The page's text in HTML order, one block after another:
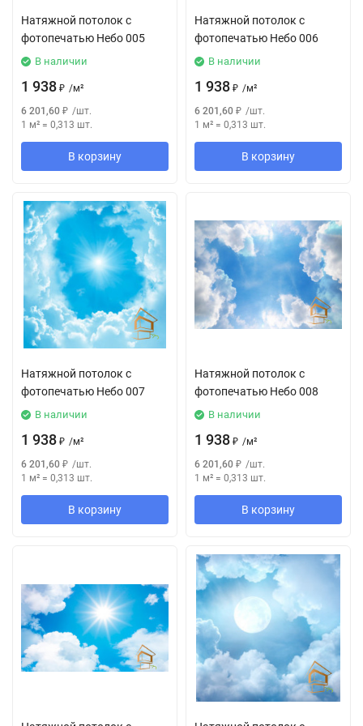
Натяжной потолок с
фотопечатью Небо 005
В наличии
1 938 ₽ /м²
6 201,60 ₽ /шт.
1 м² = 0,313 шт.
В корзину
Натяжной потолок с
фотопечатью Небо 006
В наличии
1 938 ₽ /м²
6 201,60 ₽ /шт.
1 м² = 0,313 шт.
В корзину
Натяжной потолок с
фотопечатью Небо 007
В наличии
1 938 ₽ /м²
6 201,60 ₽ /шт.
1 м² = 0,313 шт.
В корзину
Натяжной потолок с
фотопечатью Небо 008
В наличии
1 938 ₽ /м²
6 201,60 ₽ /шт.
1 м² = 0,313 шт.
В корзину